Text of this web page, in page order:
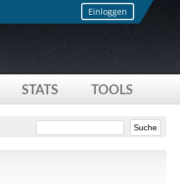
Einloggen
STATS TOOLS